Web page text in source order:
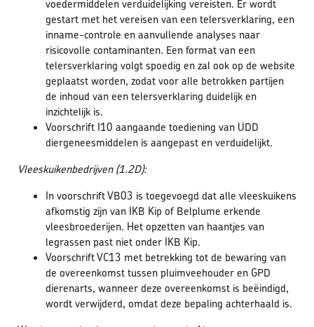
voedermiddelen verduidelijking vereisten. Er wordt
gestart met het vereisen van een telersverklaring, een
inname-controle en aanvullende analyses naar
risicovolle contaminanten. Een format van een
telersverklaring volgt spoedig en zal ook op de website
geplaatst worden, zodat voor alle betrokken partijen
de inhoud van een telersverklaring duidelijk en
inzichtelijk is.
Voorschrift I10 aangaande toediening van UDD
diergeneesmiddelen is aangepast en verduidelijkt.
Vleeskuikenbedrijven (1.2D):
In voorschrift VB03 is toegevoegd dat alle vleeskuikens
afkomstig zijn van IKB Kip of Belplume erkende
vleesbroederijen. Het opzetten van haantjes van
legrassen past niet onder IKB Kip.
Voorschrift VC13 met betrekking tot de bewaring van
de overeenkomst tussen pluimveehouder en GPD
dierenarts, wanneer deze overeenkomst is beëindigd,
wordt verwijderd, omdat deze bepaling achterhaald is.